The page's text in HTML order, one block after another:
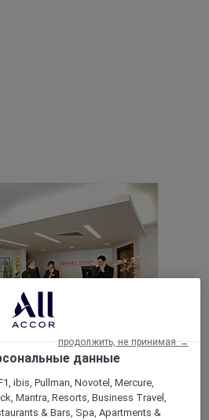
Паддингтон
данные
ibis, Pullman, Novotel, Mercure,
Mantra, Resorts, Business Travel,
& Bars, Spa, Apartments &
продолжить, не принимая →